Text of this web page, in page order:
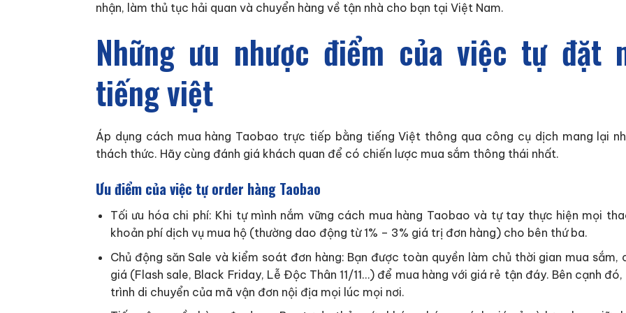
nhận, làm thủ tục hải quan và chuyển hàng về tận nhà cho bạn tại Việt Nam.
Những ưu nhược điểm của việc tự đặt
tiếng việt
Áp dụng cách mua hàng Taobao trực tiếp bằng tiếng Việt thông qua công cụ dịch mang lại
thách thức. Hãy cùng đánh giá khách quan để có chiến lược mua sắm thông thái nhất.
Ưu điểm của việc tự order hàng Taobao
Tối ưu hóa chi phí: Khi tự mình nắm vững cách mua hàng Taobao và tự tay thực hiện mọi
khoản phí dịch vụ mua hộ (thường dao động từ 1% – 3% giá trị đơn hàng) cho bên thứ ba.
Chủ động săn Sale và kiểm soát đơn hàng: Bạn được toàn quyền làm chủ thời gian mua
giá (Flash sale, Black Friday, Lễ Độc Thân 11/11…) để mua hàng với giá rẻ tận đáy. Bên cạnh
trình di chuyển của mã vận đơn nội địa mọi lúc mọi nơi.